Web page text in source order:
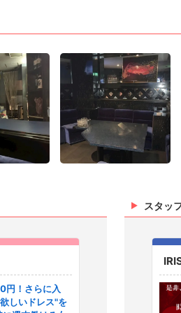
円！さらに入
しいドレス"を
スタッ